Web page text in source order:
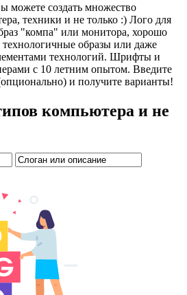
можете создать множество
техники и не только :) Лого для
"компа" или монитора, хорошо
технологичные образы или даже
технологий. Шрифты и
с 10 летним опытом. Введите
и получите варианты!
компьютера и не